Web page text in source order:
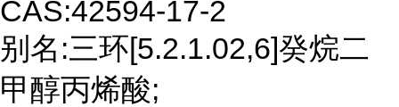
CAS:42594-17-2
别名:三环[5.2.1.02,6]癸烷二
甲醇丙烯酸;